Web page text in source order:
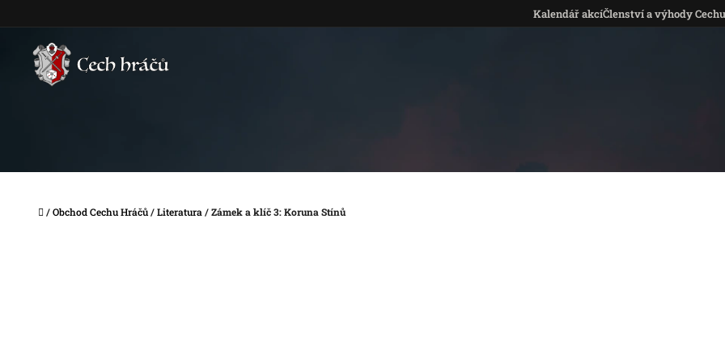
Kalendář akcíČlenství a výhody Cechu
Domů
/Obchod Cechu Hráčů/Literatura/Zámek a klíč 3: Koruna Stínů